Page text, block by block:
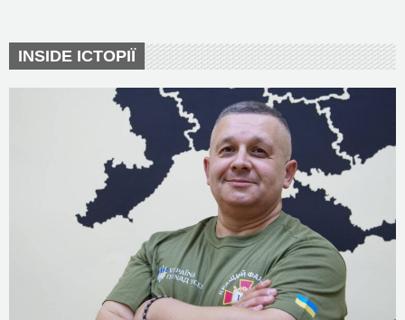
INSIDE ІСТОРІЇ